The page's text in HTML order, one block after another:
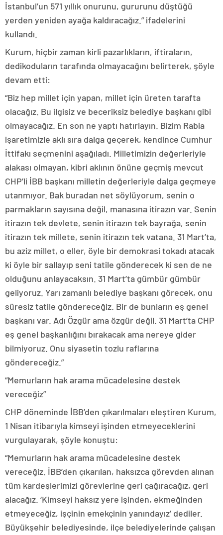
İstanbul’un 571 yıllık onurunu, gururunu düştüğü
yerden yeniden ayağa kaldıracağız.” ifadelerini
kullandı.
Kurum, hiçbir zaman kirli pazarlıkların, iftiraların,
dedikoduların tarafında olmayacağını belirterek, şöyle
devam etti:
“Biz hep millet için yapan, millet için üreten tarafta
olacağız. Bu ilgisiz ve beceriksiz belediye başkanı gibi
olmayacağız. En son ne yaptı hatırlayın. Bizim Rabia
işaretimizle aklı sıra dalga geçerek, kendince Cumhur
İttifakı seçmenini aşağıladı. Milletimizin değerleriyle
alakası olmayan, kibri aklının önüne geçmiş mevcut
CHP’li İBB başkanı milletin değerleriyle dalga geçmeye
utanmıyor. Bak buradan net söylüyorum, senin o
parmakların sayısına değil, manasına itirazın var. Senin
itirazın tek devlete, senin itirazın tek bayrağa, senin
itirazın tek millete, senin itirazın tek vatana. 31 Mart’ta,
bu aziz millet, o eller, öyle bir demokrasi tokadı atacak
ki öyle bir sallayıp seni tatile gönderecek ki sen de ne
olduğunu anlayacaksın. 31 Mart’ta gümbür gümbür
geliyoruz. Yarı zamanlı belediye başkanı görecek, onu
süresiz tatile göndereceğiz. Bir de bunların eş genel
başkanı var. Adı Özgür ama özgür değil. 31 Mart’ta CHP
eş genel başkanlığını bırakacak ama nereye gider
bilmiyoruz. Onu siyasetin tozlu raflarına
göndereceğiz.”
“Memurların hak arama mücadelesine destek
vereceğiz”
CHP döneminde İBB’den çıkarılmaları eleştiren Kurum,
1 Nisan itibarıyla kimseyi işinden etmeyeceklerini
vurgulayarak, şöyle konuştu:
“Memurların hak arama mücadelesine destek
vereceğiz. İBB’den çıkarılan, haksızca görevden alınan
tüm kardeşlerimizi görevlerine geri çağıracağız, geri
alacağız. ‘Kimseyi haksız yere işinden, ekmeğinden
etmeyeceğiz, işçinin emekçinin yanındayız’ dediler.
Büyükşehir belediyesinde, ilçe belediyelerinde çalışan